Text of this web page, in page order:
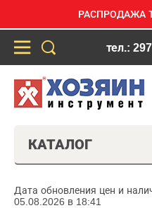
РАСПРОДАЖА
тел.:
КАТАЛОГ
Дата обновления цен и
05.08.2026 в 18:41